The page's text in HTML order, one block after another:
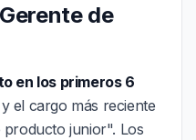
de
en los primeros 6
el cargo más reciente
junior". Los